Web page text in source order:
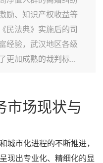
励、知识产权收益等
民法典》实施后的司
经验，武汉地区各级
更加成熟的裁判标...
市场现状与
城市化进程的不断推进，
现出专业化、精细化的显